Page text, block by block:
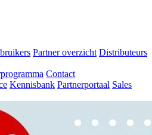
Partner overzicht Distributeurs
Contact
Kennisbank Partnerportaal Sales